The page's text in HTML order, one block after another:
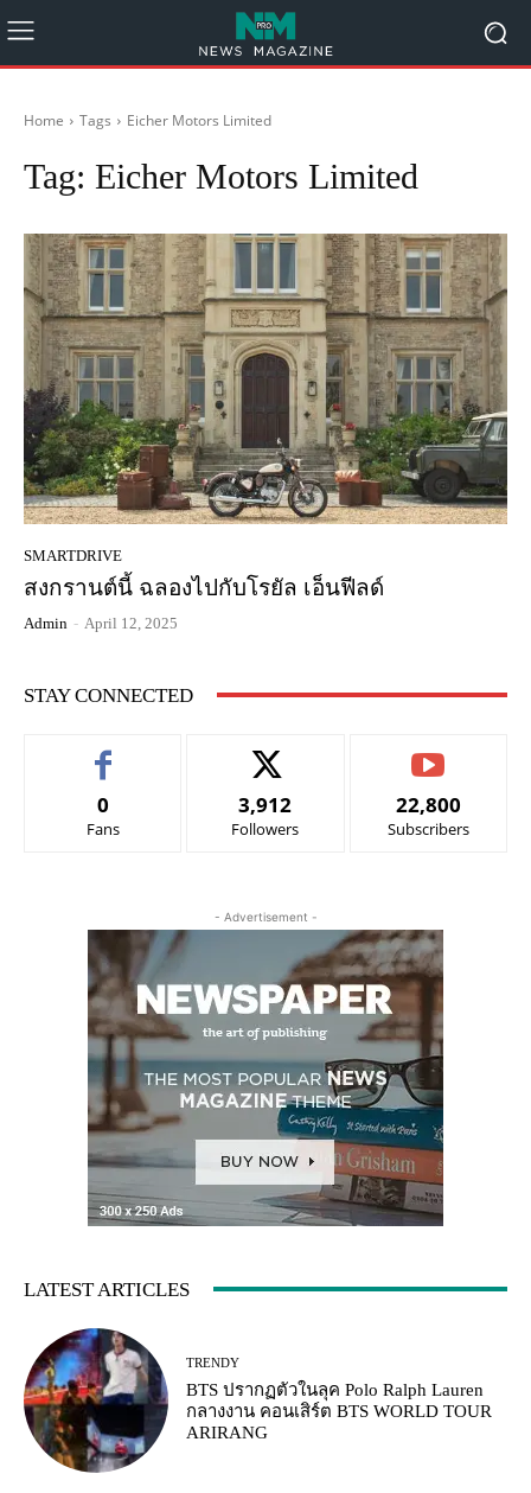
Home Tags Eicher Motors Limited
Tag: Eicher Motors Limited
SMARTDRIVE
สงกรานต์นี้ ฉลองไปกับโรยัล เอ็นฟีลด์
Admin - April 12, 2025
STAY CONNECTED
0
Fans
3,912
Followers
22,800
Subscribers
- Advertisement -
LATEST ARTICLES
TRENDY
BTS ปรากฏตัวในลุค Polo Ralph Lauren
กลางงาน คอนเสิร์ต BTS WORLD TOUR
ARIRANG